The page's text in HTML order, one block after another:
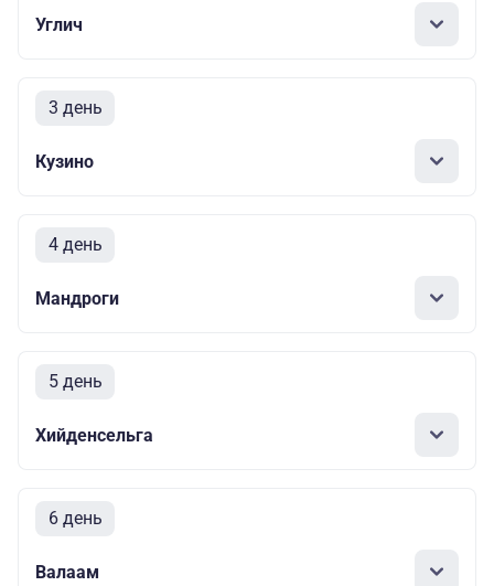
Углич
3 день
Кузино
4 день
Мандроги
5 день
Хийденсельга
6 день
Валаам